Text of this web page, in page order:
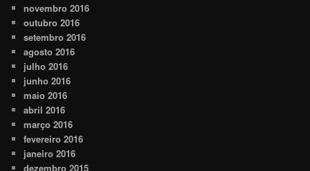
novembro 2016
outubro 2016
setembro 2016
agosto 2016
julho 2016
junho 2016
maio 2016
abril 2016
março 2016
fevereiro 2016
janeiro 2016
dezembro 2015